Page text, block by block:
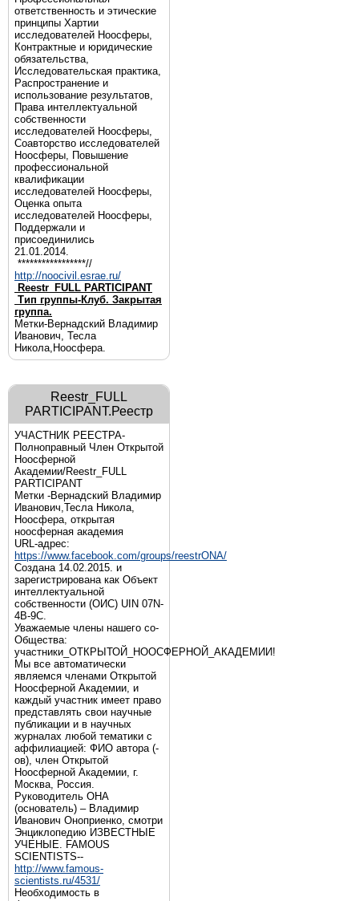
ответственность и этические
принципы Хартии
исследователей Ноосферы,
Контрактные и юридические
обязательства,
Исследовательская практика,
Распространение и
использование результатов,
Права интеллектуальной
собственности
исследователей Ноосферы,
Соавторство исследователей
Ноосферы, Повышение
профессиональной
квалификации
исследователей Ноосферы,
Оценка опыта
исследователей Ноосферы,
Поддержали и
присоединились
21.01.2014.
*****************//
http://noocivil.esrae.ru/
Reestr_FULL PARTICIPANT
Тип группы-Клуб. Закрытая
группа.
Метки-Вернадский Владимир
Иванович, Тесла
Никола,Ноосфера.
Reestr_FULL
PARTICIPANT.Реестр
УЧАСТНИК РЕЕСТРА-
Полноправный Член Открытой
Ноосферной
Академии/Reestr_FULL
PARTICIPANT
Метки -Вернадский Владимир
Иванович,Тесла Никола,
Ноосфера, открытая
ноосферная академия
URL-адрес:
https://www.facebook.com/groups/reestrONA/
Создана 14.02.2015. и
зарегистрирована как Объект
интеллектуальной
собственности (ОИС) UIN 07N-
4B-9C.
Уважаемые члены нашего со-
Общества:
участники_ОТКРЫТОЙ_НООСФЕРНОЙ_АКАДЕМИИ!
Мы все автоматически
являемся членами Открытой
Ноосферной Академии, и
каждый участник имеет право
представлять свои научные
публикации и в научных
журналах любой тематики с
аффилиацией: ФИО автора (-
ов), член Открытой
Ноосферной Академии, г.
Москва, Россия.
Руководитель ОНА
(основатель) – Владимир
Иванович Оноприенко, смотри
Энциклопедию ИЗВЕСТНЫЕ
УЧЕНЫЕ. FAMOUS
SCIENTISTS--
http://www.famous-
scientists.ru/4531/
Необходимость в